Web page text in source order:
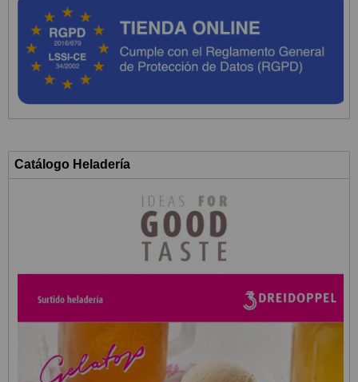
Catálogo Heladería